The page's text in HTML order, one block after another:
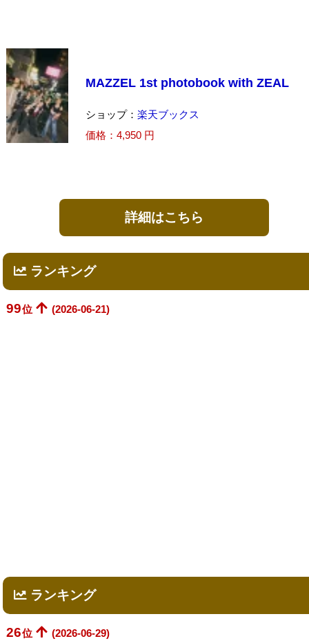
MAZZEL 1st photobook with ZEAL
ショップ： 楽天ブックス
価格：4,950 円
詳細はこちら
ランキング
99位 (2026-06-21)
ランキング
26位 (2026-06-29)